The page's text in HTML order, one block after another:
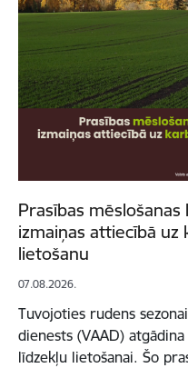
Prasības
izmaiņas attiecībā uz
lietošanu
07.08.2026.
Tuvojoties rudens
dienests (VAAD)
līdzekļu lietošanai. Šo